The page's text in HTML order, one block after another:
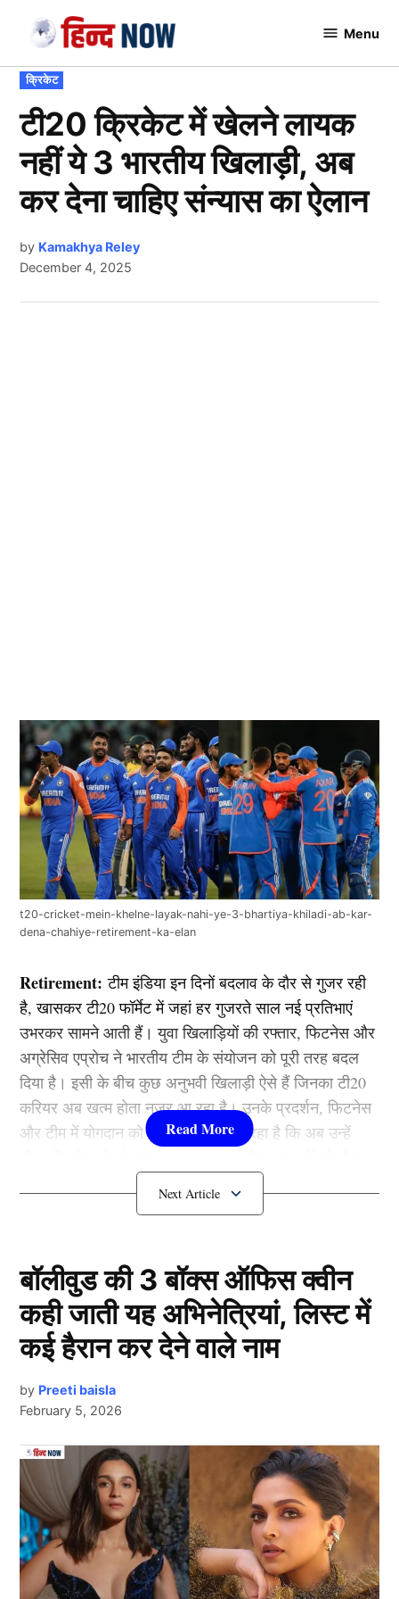
content
Menu
POSTED
IN
क्रिकेट
टी20 क्रिकेट में खेलने लायक
नहीं ये 3 भारतीय खिलाड़ी, अब
कर देना चाहिए संन्यास का ऐलान
by Kamakhya Reley
December 4, 2025
t20-cricket-mein-khelne-layak-nahi-ye-3-bhartiya-khiladi-ab-kar-
dena-chahiye-retirement-ka-elan
Retirement:टीम इंडिया इन दिनों बदलाव के दौर से गुजर रही
है, खासकर टी20 फॉर्मेट में जहां हर गुजरते साल नई प्रतिभाएं
उभरकर सामने आती हैं। युवा खिलाड़ियों की रफ्तार, फिटनेस और
अग्रेसिव एप्रोच ने भारतीय टीम के संयोजन को पूरी तरह बदल
दिया है। इसी के बीच कुछ अनुभवी खिलाड़ी ऐसे हैं जिनका टी20
करियर अब खत्म होता नजर आ रहा है। उनके प्रदर्शन, फिटनेस
और टीम में योगदान को देखते हुए माना जा रहा है कि अब उन्हें
देना चाहिए। आइए जानते है क्या है ये 3 खिलाड़ी….
Retirement
1. केएल राहुल
इस लिस्ट में सबसे पहला नाम भारतीय स्टार विकेटकीपर बल्लेबाज
Next Article
बॉलीवुड की 3 बॉक्स ऑफिस क्वीन
कही जाती यह अभिनेत्रियां, लिस्ट में
कई हैरान कर देने वाले नाम
by Preeti baisla
February 5, 2026